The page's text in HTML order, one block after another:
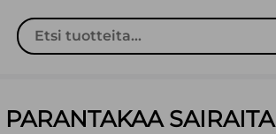
PARANTAKAA SAIRAITA